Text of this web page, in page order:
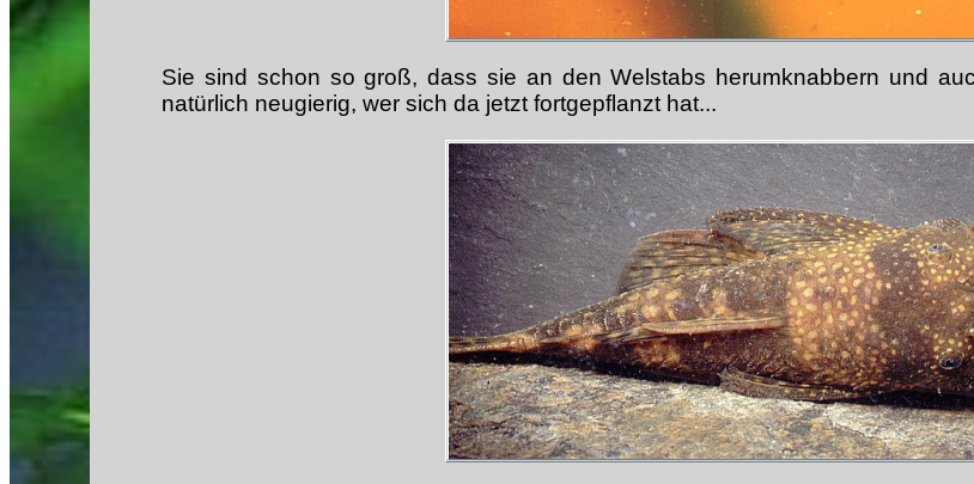
Sie sind schon so groß, dass sie an den Welstabs herumknabbern und
natürlich neugierig, wer sich da jetzt fortgepflanzt hat...